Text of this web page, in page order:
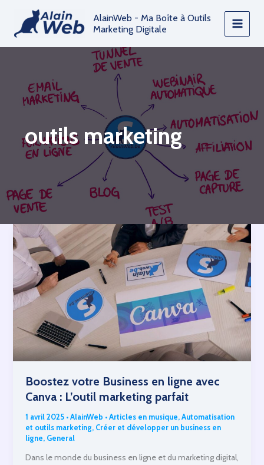
contenu
AlainWeb - Ma Boîte à Outils
Marketing Digitale
outils marketing
Boostez votre Business en ligne avec
Canva : L’outil marketing parfait
1 avril 2025 •AlainWeb •Articles en musique,Automatisation
et outils marketing, Créer et développer un business en
ligne, General
Dans le monde du business en ligne et du marketing digital,